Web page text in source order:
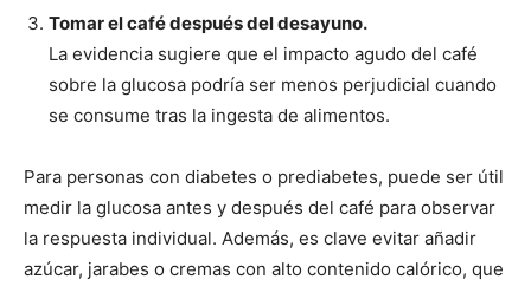
Tomar el café después del desayuno.
La evidencia sugiere que el impacto agudo del café
sobre la glucosa podría ser menos perjudicial cuando
se consume tras la ingesta de alimentos.
Para personas con diabetes o prediabetes, puede ser útil
medir la glucosa antes y después del café para observar
la respuesta individual. Además, es clave evitar añadir
azúcar, jarabes o cremas con alto contenido calórico, que